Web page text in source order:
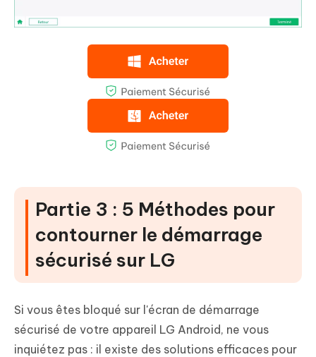
Partie 3 : 5 Méthodes pour
contourner le démarrage
sécurisé sur LG
Si vous êtes bloqué sur l'écran de démarrage
sécurisé de votre appareil LG Android, ne vous
inquiétez pas : il existe des solutions efficaces pour